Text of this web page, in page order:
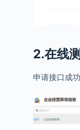
2.在线
申请接口成